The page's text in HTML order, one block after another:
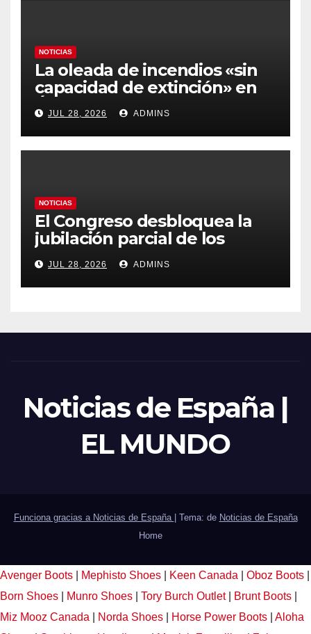
NOTICIAS
La oleada de incendios «sin
capacidad de extinción» en
Ávila y al oeste de Madrid
obliga a declarar la
emergencia nacional
JUL 28, 2026 ADMINS
NOTICIAS
El Congreso desbloquea la
jubilación parcial de los
trabajadores laborales del
sector público
JUL 28, 2026 ADMINS
Noticias de España |
EL MUNDO
Funciona gracias a Noticias de España Tema: de Noticias de España
Home
Avenger Boots Mephisto Shoes Keen Canada Oboz Boots
Born Shoes
Munro Shoes Tory Burch Outlet Brunt Boots
Miz Mooz Canada
Norda Shoes Horse Power Boots
Aloha